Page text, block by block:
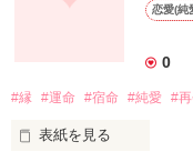
宿命に逆らいながらも
恋愛(純
0
#縁 #運命 #宿命 #純愛 #
表紙を見る